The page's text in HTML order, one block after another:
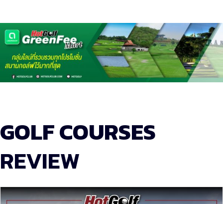
GOLF COURSES
REVIEW